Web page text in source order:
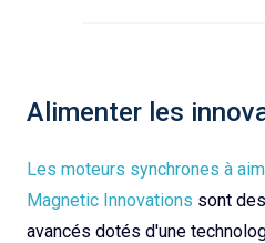
Alimenter les
Les moteurs synchrones à
Magnetic Innovations sont
avancés dotés d'une